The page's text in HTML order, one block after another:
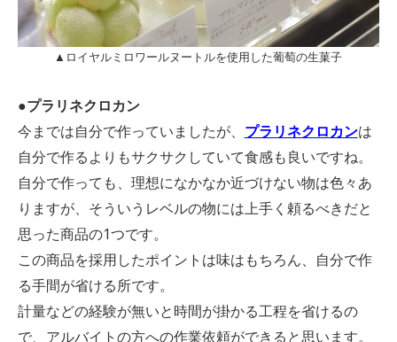
▲ロイヤルミロワールヌートルを使用した葡萄の生菓子
●プラリネクロカン
今までは自分で作っていましたが、 プラリネクロカンは
自分で作るよりもサクサクしていて食感も良いですね。
自分で作っても、理想になかなか近づけない物は色々あ
りますが、そういうレベルの物には上手く頼るべきだと
思った商品の1つです。
この商品を採用したポイントは味はもちろん、自分で作
る手間が省ける所です。
計量などの経験が無いと時間が掛かる工程を省けるの
で、アルバイトの方への作業依頼ができると思います。